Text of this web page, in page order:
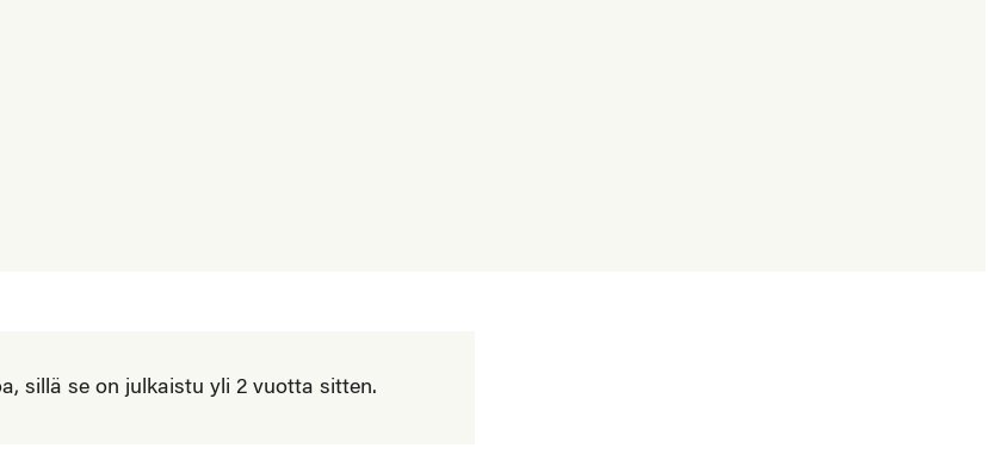
sillä se on julkaistu yli 2 vuotta sitten.